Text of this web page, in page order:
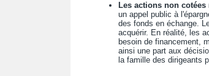
Les actions non cotées
un appel public à
des fonds en échange.
acquérir. En réalité, les
besoin de financement,
ainsi une part aux
la famille des dirigeants